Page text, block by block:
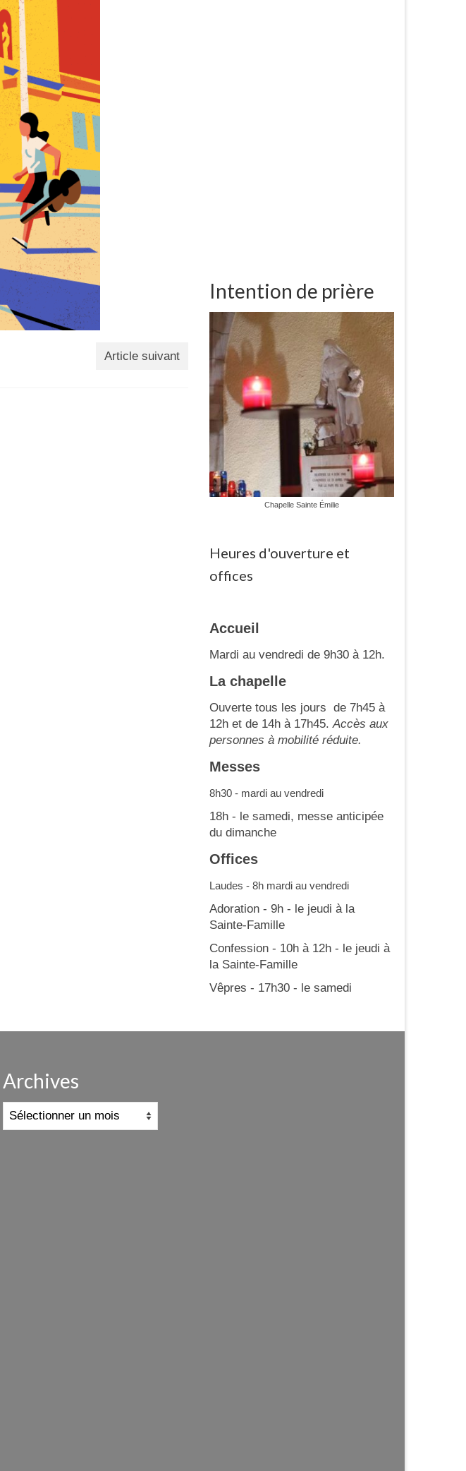
Article suivant
Intention de prière
Chapelle Sainte Émilie
Heures d'ouverture et
offices
Accueil
Mardi au vendredi de 9h30 à 12h.
La chapelle
Ouverte tous les jours de 7h45 à
12h et de 14h à 17h45.Accès aux
personnes à mobilité réduite.
Messes
8h30 - mardi au vendredi
18h - le samedi, messe anticipée
du dimanche
Offices
Laudes - 8h mardi au vendredi
Adoration - 9h - le jeudi à la
Sainte-Famille
Confession - 10h à 12h - le jeudi à
la Sainte-Famille
Vêpres - 17h30 - le samedi
Archives
Archives